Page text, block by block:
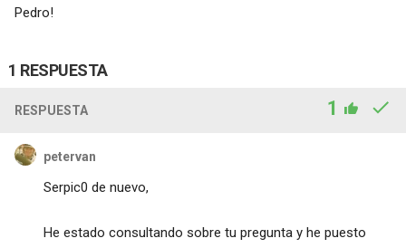
Pedro!
1 RESPUESTA
RESPUESTA 1
petervan
Serpic0 de nuevo,
He estado consultando sobre tu pregunta y he puesto